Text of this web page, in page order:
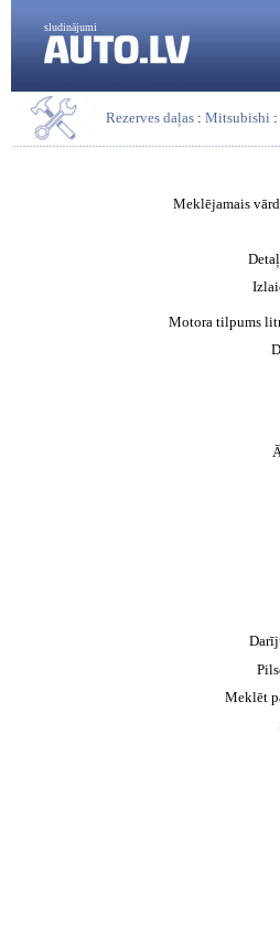
sludinājumi
Rezerves daļas : Mitsubishi :
Meklējamais
Motora tilpums
Meklēt